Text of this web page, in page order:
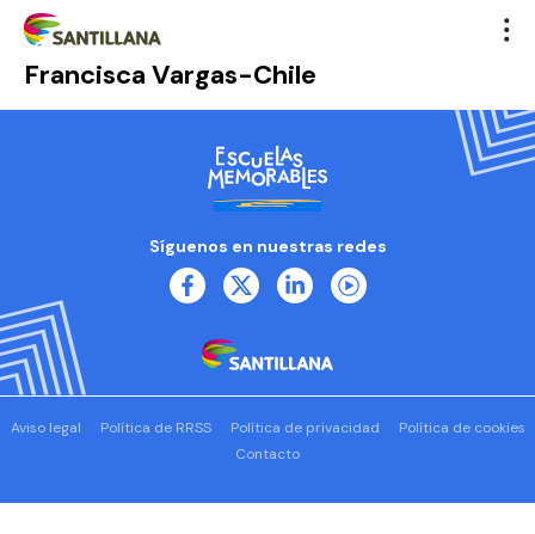
Francisca Vargas-Chile
Síguenos en nuestras redes
Aviso legal Política de RRSS Política de privacidad
Política de cookies
Contacto